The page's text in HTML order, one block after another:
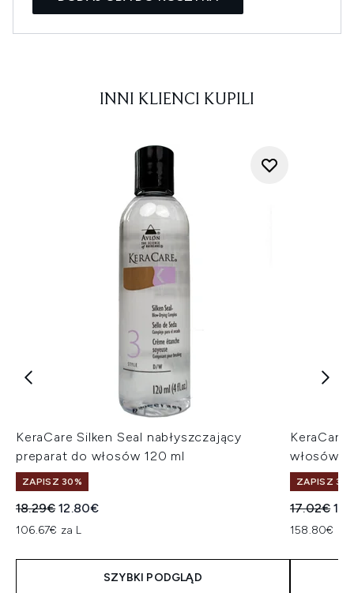
INNI KLIENCI KUPILI
KeraCare Silken Seal nabłyszczający
preparat do włosów 120 ml
ZAPISZ 30%
Sugerowana cena detaliczna:
18.29€Aktualna cena:
12.80€
106.67€ za L
SZYBKI PODGLĄD
KeraCare
włosów
ZAPISZ
17.02€
158.80€ za